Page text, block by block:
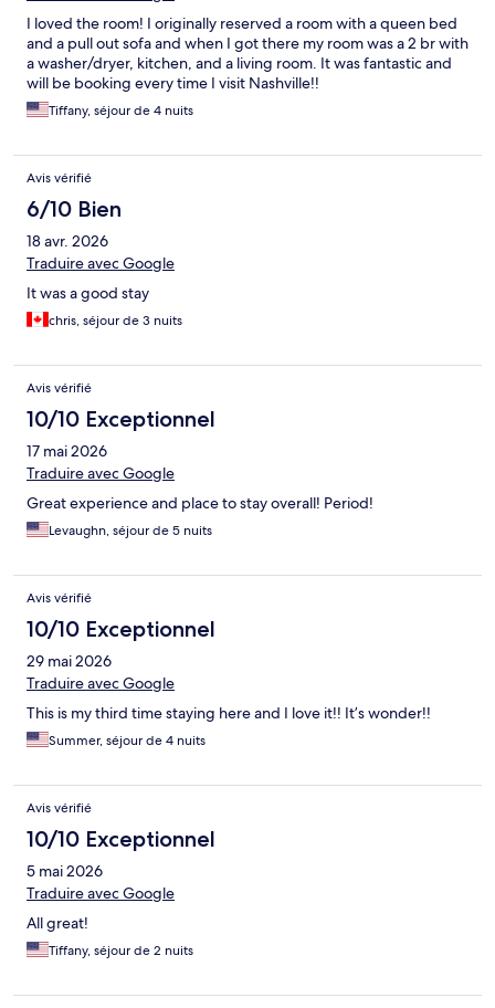
I loved the room! I originally reserved a room with a queen bed
and a pull out sofa and when I got there my room was a 2 br with
a washer/dryer, kitchen, and a living room. It was fantastic and
will be booking every time I visit Nashville!!
Tiffany, séjour de 4 nuits
Avis vérifié
6/10 Bien
18 avr. 2026
Traduire avec Google
It was a good stay
chris, séjour de 3 nuits
Avis vérifié
10/10 Exceptionnel
17 mai 2026
Traduire avec Google
Great experience and place to stay overall! Period!
Levaughn, séjour de 5 nuits
Avis vérifié
10/10 Exceptionnel
29 mai 2026
Traduire avec Google
This is my third time staying here and I love it!! It’s wonder!!
Summer, séjour de 4 nuits
Avis vérifié
10/10 Exceptionnel
5 mai 2026
Traduire avec Google
All great!
Tiffany, séjour de 2 nuits